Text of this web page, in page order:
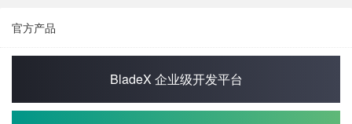
官方产品
BladeX 企业级开发平台